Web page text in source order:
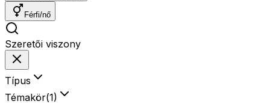
Férfi/nő
Szeretői viszony
Típus
Témakör(1)